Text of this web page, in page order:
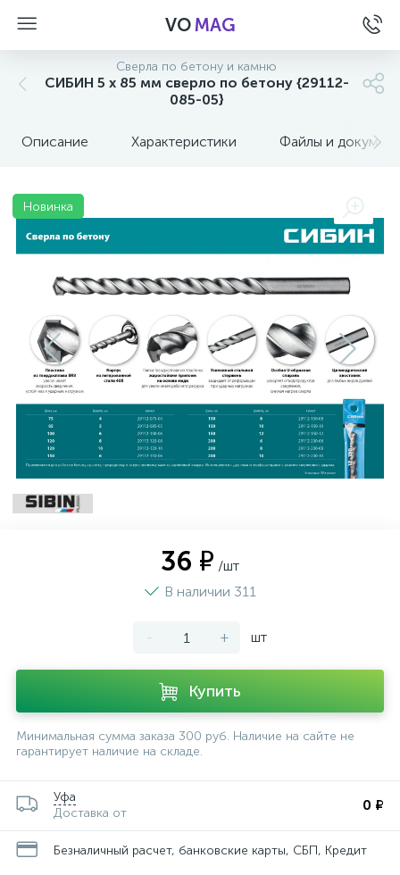
VOMAG
Сверла по бетону и камню
СИБИН 5 x 85 мм сверло по бетону {29112-
085-05}
Описание Характеристики Файлы и
Новинка
36 ₽ /шт
В наличии 311
- + шт
Купить
Минимальная сумма заказа 300 руб. Наличие на сайте не
гарантирует наличие на складе.
Уфа
Доставка от
0 ₽
Безналичный расчет, банковские карты, СБП, Кредит